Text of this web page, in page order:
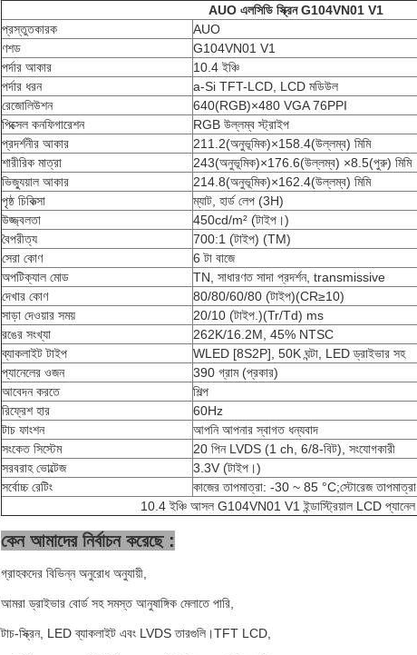
AUO এলসিডি স্ক্রিনG104VN01 V1
প্রস্তুতকারক
AUO
ণশড
G104VN01 V1
পর্দার আকার
10.4 ইঞ্চি
পর্দার ধরন
a-Si TFT-LCD, LCD মডিউল
রেজোলিউশন
640(RGB)×480 VGA 76PPI
পিক্সেল কনফিগারেশন
RGB উল্লম্ব স্ট্রাইপ
প্রদর্শনীর আকার
211.2(অনুভূমিক)×158.4(উল্লম্ব) মিমি
শারীরিক মাত্রা
243(অনুভূমিক)×176.6(উল্লম্ব) ×8.5(পুরু) মিমি
ভিজ্যুয়াল আকার
214.8(অনুভূমিক)×162.4(উল্লম্ব) মিমি
পৃষ্ঠ চিকিত্সা
ম্যাট, হার্ড লেপ (3H)
উজ্জ্বলতা
450cd/m² (টাইপ।)
বৈপরীত্য
700:1 (টাইপ) (TM)
সেরা কোণ
6 টা বাজে
অপটিক্যাল মোড
TN, সাধারণত সাদা প্রদর্শন, transmissive
দেখার কোণ
80/80/60/80 (টাইপ)(CR≥10)
সাড়া দেওয়ার সময়
20/10 (টাইপ.)(Tr/Td) ms
রঙের সংখ্যা
262K/16.2M, 45% NTSC
ব্যাকলাইট টাইপ
WLED [8S2P], 50K ঘন্টা, LED ড্রাইভার সহ
প্যানেলের ওজন
390 গ্রাম (প্রকার)
আবেদন করতে
শিল্প
রিফ্রেশ হার
60Hz
টাচ ফাংশন
আপনি আপনার স্বাগত ধন্যবাদ
সংকেত সিস্টেম
20 পিন LVDS (1 ch, 6/8-বিট), সংযোগকারী
সরবরাহ ভোল্টেজ
3.3V (টাইপ।)
সর্বোচ্চ রেটিং
কাজের তাপমাত্রা: -30 ~ 85 °C;স্টোরেজ
10.4 ইঞ্চি আসল G104VN01 V1 ইন্ডাস্ট্রিয়াল LCD প্যানেল
কেন আমাদের নির্বাচন করেছে :
গ্রাহকদের বিভিন্ন অনুরোধ অনুযায়ী,
আমরা ড্রাইভার বোর্ড সহ সমস্ত আনুষাঙ্গিক মেলাতে পারি,
টাচ-স্ক্রিন, LED ব্যাকলাইট এবং LVDS তারগুলি।TFT LCD,